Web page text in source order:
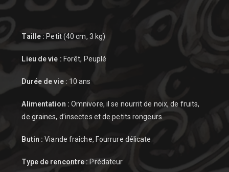
Taille : Petit (40 cm, 3 kg)
Lieu de vie : Forêt, Peuplé
Durée de vie : 10 ans
Alimentation : Omnivore, il se nourrit de noix, de fruits,
de graines, d’insectes et de petits rongeurs.
Butin : Viande fraîche, Fourrure délicate
Type de rencontre : Prédateur